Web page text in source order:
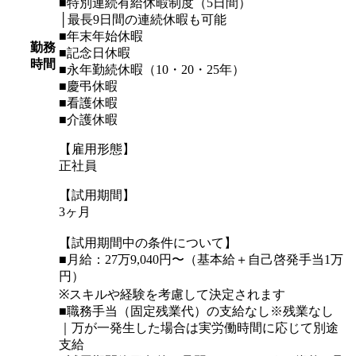
勤務
時間
■特別連続有給休暇制度（5日間）
│最長9日間の連続休暇も可能
■年末年始休暇
■記念日休暇
■永年勤続休暇（10・20・25年）
■慶弔休暇
■看護休暇
■介護休暇
【雇用形態】
正社員
【試用期間】
3ヶ月
【試用期間中の条件について】
■月給：27万9,040円〜（基本給＋自己啓発手当1万
円）
※スキルや経験を考慮して決定されます
■職務手当（固定残業代）の支給なし※残業なし
｜万が一発生した場合は実労働時間に応じて別途
支給